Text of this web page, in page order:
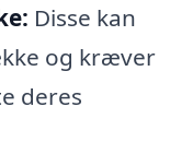
Disse kan
og kræver
deres